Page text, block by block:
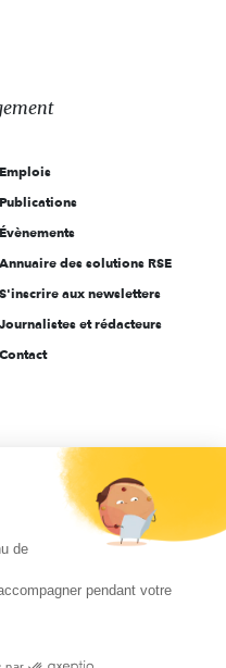
Emplois
Publications
Évènements
Annuaire des solutions RSE
S'inscrire aux newsletters
Journalistes et rédacteurs
Contact
2025-2026 Tout droits réservés
de
pendant votre